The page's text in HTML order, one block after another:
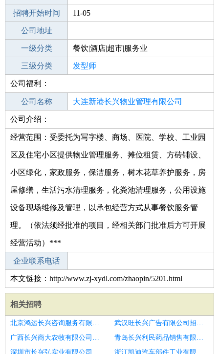
公司电话
招聘开始时间 11-05
招聘结束时间
公司地址
一级分类 餐饮|酒店|超市|服务业
二级分类 美容/美发
三级分类 发型师
其他行业
公司福利：
公司名称 大连新港长兴物业管理有限公司
公司类型
公司介绍：
经营范围：受委托为写字楼、商场、医院、学校、工业园
区及住宅小区提供物业管理服务、摊位租赁、方砖铺设、
小区绿化，家政服务，保洁服务，树木花草养护服务，房
屋修缮，生活污水清理服务，化粪池清理服务，公用设施
设备现场维修及管理，以承包经营方式从事餐饮服务管
理。（依法须经批准的项目，经相关部门批准后方可开展
经营活动）***
企业联系电话
本文链接：http://www.zj-xydl.com/zhaopin/5201.html
相关招聘
北京鸿运长兴咨询服务有限公司招聘发型师
武汉旺长兴广告有限公司招聘发型师
广西长兴商大农牧有限公司招聘发型师
青岛长兴利民药品销售有限公司十店招聘发型师
深圳市长兴弘实业有限公司招聘发型师
浙江凯迪汽车部件工业有限公司招聘发型师